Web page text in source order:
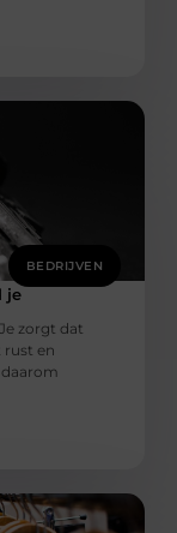
BEDRIJVEN
je
zorgt dat
rust en